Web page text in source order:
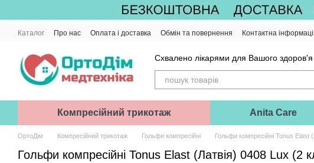
Перейти до основного контенту
Каталог Про нас Оплата і доставка Обмін та повернення Контактна
Схвалено лікарями для Вашого
Компресійний трикотаж Anita Care
ОртоДім Компресійний трикотаж Гольфи компресійні Гольфи компресійні Tonus Elast
Гольфи компресійні Tonus Elast (Латвія) 0408 Lux (2